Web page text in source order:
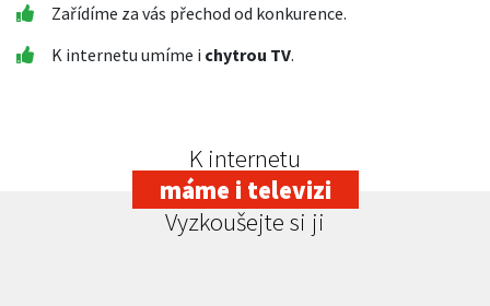
Zařídíme za vás přechod od konkurence.
K internetu umíme i chytrou TV.
K internetu
máme i televizi
Vyzkoušejte si ji